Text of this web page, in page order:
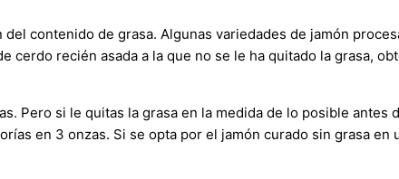
contenido de grasa. Algunas variedades de jamón
recién asada a la que no se le ha quitado la grasa,
Pero si le quitas la grasa en la medida de lo posible antes
en 3 onzas. Si se opta por el jamón curado sin grasa en